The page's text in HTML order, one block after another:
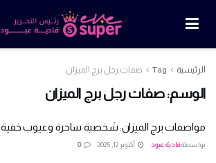
الرئيسية Tag صفات رجل برج الميزان
الوسم:صفات رجل برج الميزان
مواصفات برج الميزان: شخصية ساحرة وعيوب خفية
بواسطةفادية عبود أكتوبر 12, 2025 0